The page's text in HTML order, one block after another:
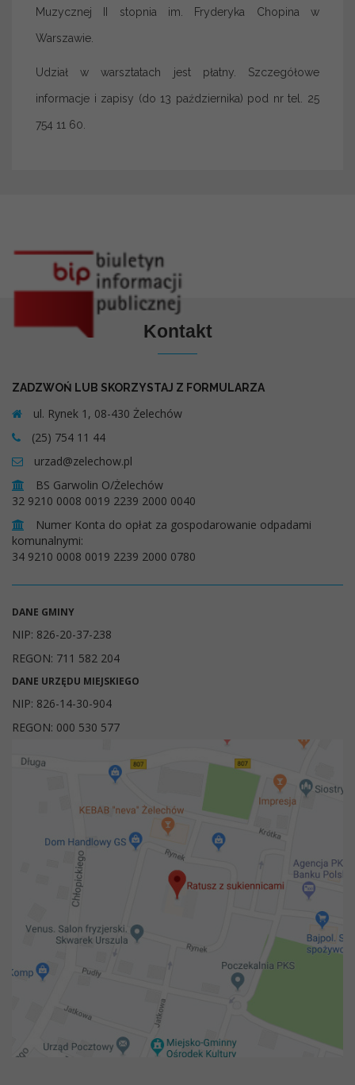
Muzycznej II stopnia im. Fryderyka Chopina w
Warszawie.
Udział w warsztatach jest płatny. Szczegółowe
informacje i zapisy (do 13 października) pod nr tel. 25
754 11 60.
Kontakt
ZADZWOŃ LUB SKORZYSTAJ Z FORMULARZA
ul. Rynek 1, 08-430 Żelechów
(25) 754 11 44
urzad@zelechow.pl
BS Garwolin O/Żelechów
32 9210 0008 0019 2239 2000 0040
Numer Konta do opłat za gospodarowanie odpadami
komunalnymi:
34 9210 0008 0019 2239 2000 0780
DANE GMINY
NIP: 826-20-37-238
REGON: 711 582 204
DANE URZĘDU MIEJSKIEGO
NIP: 826-14-30-904
REGON: 000 530 577